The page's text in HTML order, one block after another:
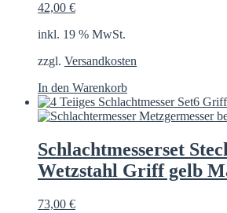
42,00 €
inkl. 19 % MwSt.
zzgl. Versandkosten
In den Warenkorb
Schlachtmesserset
Wetzstahl Griff gelb
73,00 €